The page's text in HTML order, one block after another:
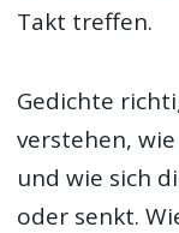
Takt treffen.
Gedichte
verstehen,
und wie sich
oder senkt.